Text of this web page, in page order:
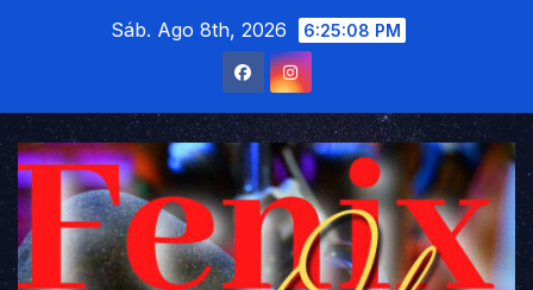
Sáb. Ago 8th, 2026 6:25:08 PM